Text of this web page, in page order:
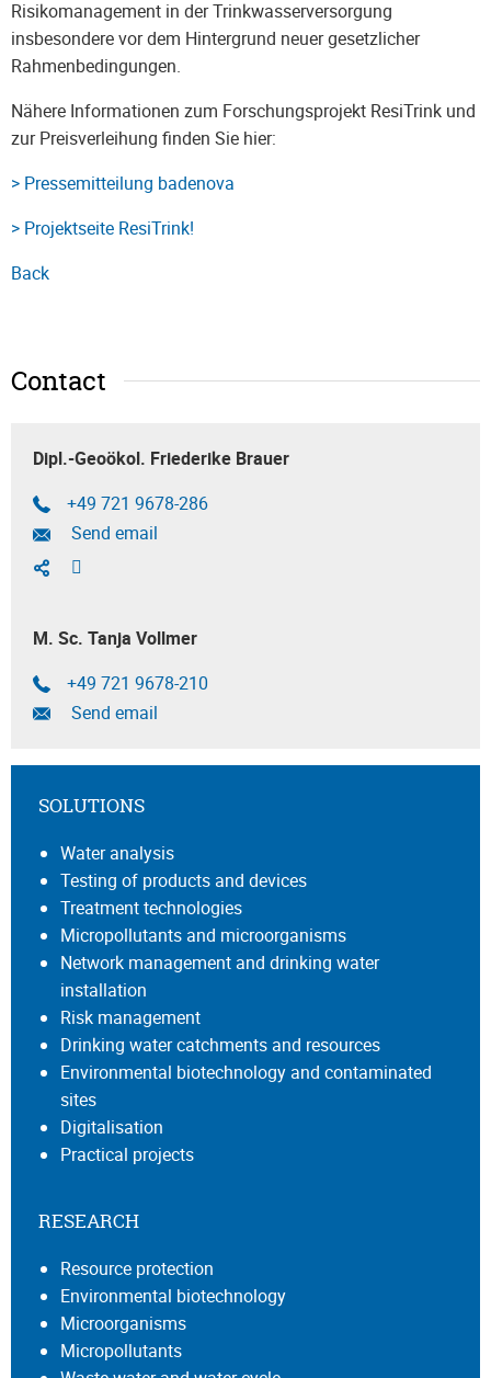
Risikomanagement in der Trinkwasserversorgung
insbesondere vor dem Hintergrund neuer gesetzlicher
Rahmenbedingungen.
Nähere Informationen zum Forschungsprojekt ResiTrink und
zur Preisverleihung finden Sie hier:
> Pressemitteilung badenova
> Projektseite ResiTrink!
Back
Contact
Dipl.-Geoökol. Friederike Brauer
+49 721 9678-286
Send email
M. Sc. Tanja Vollmer
+49 721 9678-210
Send email
SOLUTIONS
Water analysis
Testing of products and devices
Treatment technologies
Micropollutants and microorganisms
Network management and drinking water
installation
Risk management
Drinking water catchments and resources
Environmental biotechnology and contaminated
sites
Digitalisation
Practical projects
RESEARCH
Resource protection
Environmental biotechnology
Microorganisms
Micropollutants